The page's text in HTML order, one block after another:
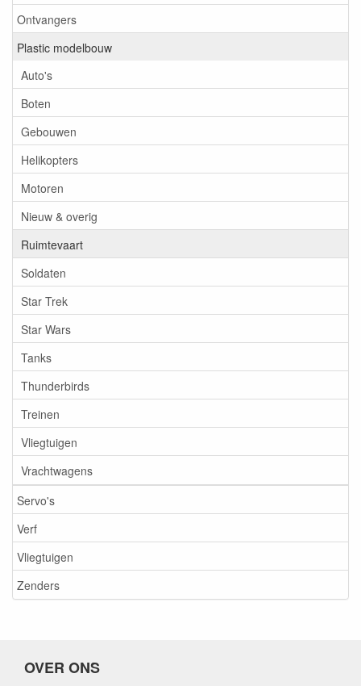
Ontvangers
Plastic modelbouw
Auto's
Boten
Gebouwen
Helikopters
Motoren
Nieuw & overig
Ruimtevaart
Soldaten
Star Trek
Star Wars
Tanks
Thunderbirds
Treinen
Vliegtuigen
Vrachtwagens
Servo's
Verf
Vliegtuigen
Zenders
OVER ONS